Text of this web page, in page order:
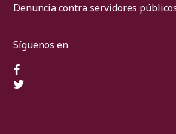
Denuncia contra servidores
Síguenos en